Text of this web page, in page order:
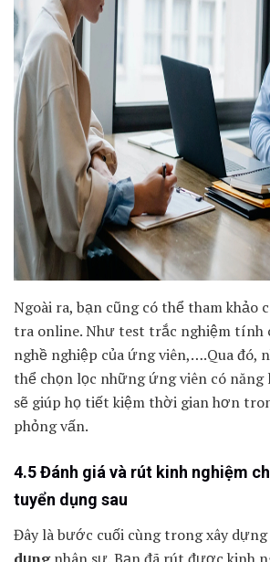
Ngoài ra, bạn cũng có thể tham khảo
tra online. Như test trắc nghiệm tính
nghề nghiệp của ứng viên,….Qua đó,
thể chọn lọc những ứng viên có năng
sẽ giúp họ tiết kiệm thời gian hơn
phỏng vấn.
4.5 Đánh giá và rút kinh nghiệm
tuyển dụng sau
Đây là bước cuối cùng trong xây dựng